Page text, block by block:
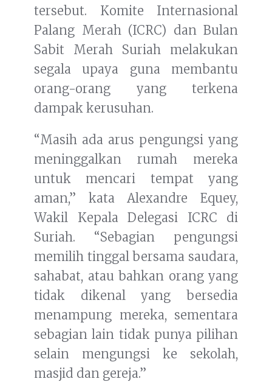
tersebut. Komite Internasional
Palang Merah (ICRC) dan Bulan
Sabit Merah Suriah melakukan
segala upaya guna membantu
orang-orang yang terkena
dampak kerusuhan.
“Masih ada arus pengungsi yang
meninggalkan rumah mereka
untuk mencari tempat yang
aman,” kata Alexandre Equey,
Wakil Kepala Delegasi ICRC di
Suriah. “Sebagian pengungsi
memilih tinggal bersama saudara,
sahabat, atau bahkan orang yang
tidak dikenal yang bersedia
menampung mereka, sementara
sebagian lain tidak punya pilihan
selain mengungsi ke sekolah,
masjid dan gereja.”